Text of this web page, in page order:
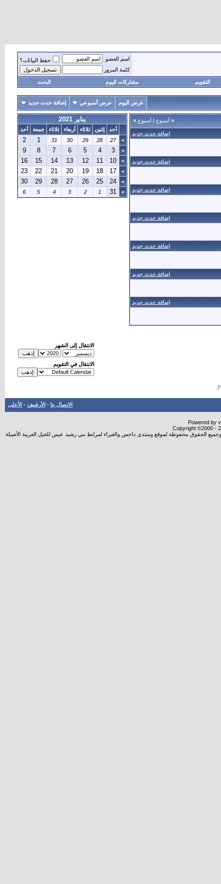
اسم العضو
حفظ البيانات؟
كلمة المرور
التقويم مشاركات اليوم البحث
عرض اليوم عرض أسبوعي إضافة حدث جديد
« أسبوع | أسبوع »
إضافة حدث جديد
إضافة حدث جديد
إضافة حدث جديد
إضافة حدث جديد
إضافة حدث جديد
إضافة حدث جديد
إضافة حدث جديد
يناير 2021
أحد إثنين ثلاثاء أربعاء ثلاثاء جمعة
أحد
>
27
28
29
30
31
1
2
>
3
4
5
6
7
8
9
>
10
11
12
13
14
15
16
>
17
18
19
20
21
22
23
>
24
25
26
27
28
29
30
>
31
1
2
3
4
5
6
الانتقال إلى الشهر
الانتقال في التقويم
الاتصال بنا - الأرشيف - الأعلى
Powered by
Copyright ©2000 -
الحقوق محفوظة لموقع ومنتدى داحس والغبراء لمرابط بني رشيد عبس للخيل العربية الأصيلة